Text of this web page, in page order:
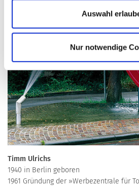
Auswahl
Nur notwendige
Timm Ulrichs
1940 in Berlin geboren
1961 Gründung der »Werbezentrale für